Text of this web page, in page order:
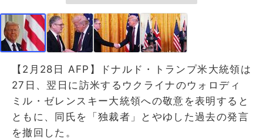
【2月28日 AFP】ドナルド・トランプ米大統領は
27日、翌日に訪米するウクライナのウォロディ
ミル・ゼレンスキー大統領への敬意を表明すると
ともに、同氏を「独裁者」とやゆした過去の発言
を撤回した。